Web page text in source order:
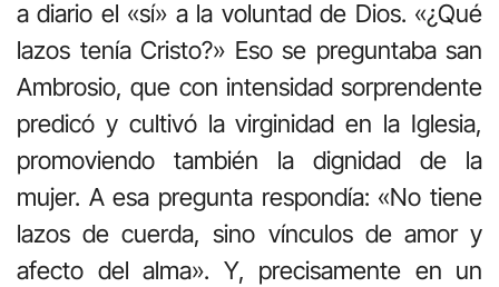
a diario el «sí» a la voluntad de Dios. «¿Qué
lazos tenía Cristo?» Eso se preguntaba san
Ambrosio, que con intensidad sorprendente
predicó y cultivó la virginidad en la Iglesia,
promoviendo también la dignidad de la
mujer. A esa pregunta respondía: «No tiene
lazos de cuerda, sino vínculos de amor y
afecto del alma». Y, precisamente en un